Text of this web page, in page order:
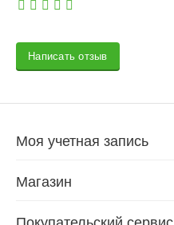
Написать отзыв
Моя учетная запись
Магазин